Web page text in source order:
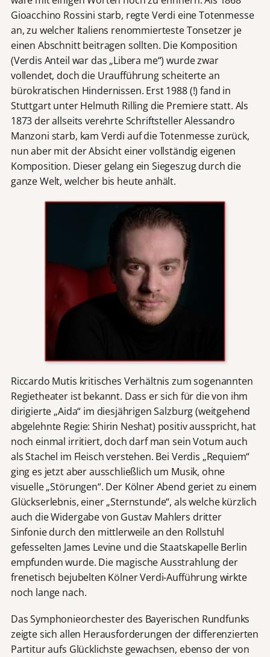
Gioacchino Rossini starb, regte Verdi eine Totenmesse
an, zu welcher Italiens renommierteste Tonsetzer je
einen Abschnitt beitragen sollten. Die Komposition
(Verdis Anteil war das „Libera me“) wurde zwar
vollendet, doch die Uraufführung scheiterte an
bürokratischen Hindernissen. Erst 1988 (!) fand in
Stuttgart unter Helmuth Rilling die Premiere statt. Als
1873 der allseits verehrte Schriftsteller Alessandro
Manzoni starb, kam Verdi auf die Totenmesse zurück,
nun aber mit der Absicht einer vollständig eigenen
Komposition. Dieser gelang ein Siegeszug durch die
ganze Welt, welcher bis heute anhält.
Riccardo Mutis kritisches Verhältnis zum sogenannten
Regietheater ist bekannt. Dass er sich für die von ihm
dirigierte „Aida“ im diesjährigen Salzburg (weitgehend
abgelehnte Regie: Shirin Neshat) positiv ausspricht, hat
noch einmal irritiert, doch darf man sein Votum auch
als Stachel im Fleisch verstehen. Bei Verdis „Requiem“
ging es jetzt aber ausschließlich um Musik, ohne
visuelle „Störungen“. Der Kölner Abend geriet zu einem
Glückserlebnis, einer „Sternstunde“, als welche kürzlich
auch die Widergabe von Gustav Mahlers dritter
Sinfonie durch den mittlerweile an den Rollstuhl
gefesselten James Levine und die Staatskapelle Berlin
empfunden wurde. Die magische Ausstrahlung der
frenetisch bejubelten Kölner Verdi-Aufführung wirkte
noch lange nach.
Das Symphonieorchester des Bayerischen Rundfunks
zeigte sich allen Herausforderungen der differenzierten
Partitur aufs Glücklichste gewachsen, ebenso der von